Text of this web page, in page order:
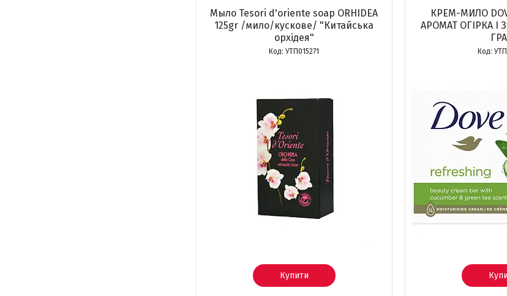
Мыло Tesori d'oriente soap ORHIDEA
125gr /мило/кускове/ "Китайська
орхідея"
УТП015271
Купити
КРЕМ-МИЛО
АРОМАТ ОГІРКА І